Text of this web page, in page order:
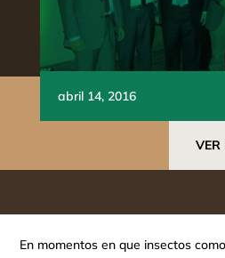
abril 14, 2016
VER
En momentos en que insectos